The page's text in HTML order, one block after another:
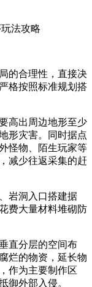
的合理性，直接决
格按照标准规划搭
高出周边地形至少
形灾害。同时据点
怪物、陌生玩家等
减少往返采集的赶
岩洞入口搭建据
费大量材料堆砌防
直分层的空间布
烂的物资，延长物
作为主要制作区
御外部入侵。